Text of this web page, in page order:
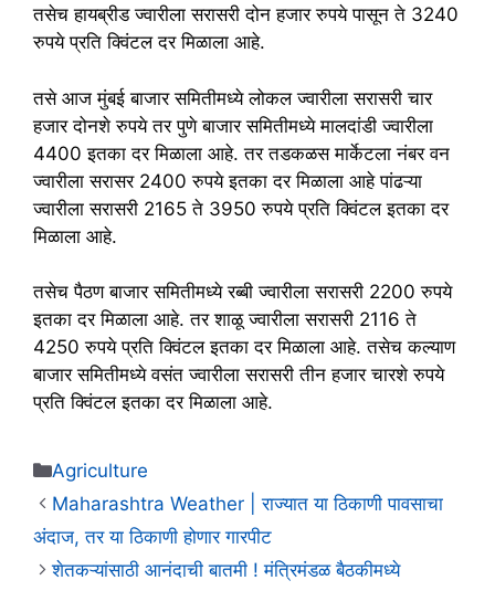
तसेच हायब्रीड ज्वारीला सरासरी दोन हजार रुपये पासून ते 3240
रुपये प्रति क्विंटल दर मिळाला आहे.
तसे आज मुंबई बाजार समितीमध्ये लोकल ज्वारीला सरासरी चार
हजार दोनशे रुपये तर पुणे बाजार समितीमध्ये मालदांडी ज्वारीला
4400 इतका दर मिळाला आहे. तर तडकळस मार्केटला नंबर वन
ज्वारीला सरासर 2400 रुपये इतका दर मिळाला आहे पांढऱ्या
ज्वारीला सरासरी 2165 ते 3950 रुपये प्रति क्विंटल इतका दर
मिळाला आहे.
तसेच पैठण बाजार समितीमध्ये रब्बी ज्वारीला सरासरी 2200 रुपये
इतका दर मिळाला आहे. तर शाळू ज्वारीला सरासरी 2116 ते
4250 रुपये प्रति क्विंटल इतका दर मिळाला आहे. तसेच कल्याण
बाजार समितीमध्ये वसंत ज्वारीला सरासरी तीन हजार चारशे रुपये
प्रति क्विंटल इतका दर मिळाला आहे.
Categories
Agriculture
Maharashtra Weather | राज्यात या ठिकाणी पावसाचा
अंदाज, तर या ठिकाणी होणार गारपीट
शेतकऱ्यांसाठी आनंदाची बातमी ! मंत्रिमंडळ बैठकीमध्ये